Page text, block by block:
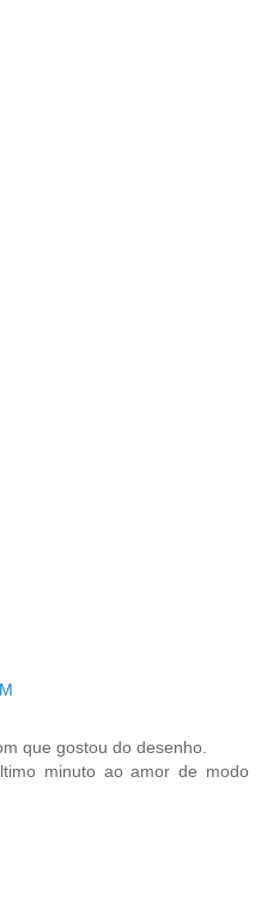
que gostou do desenho.
minuto ao amor de modo